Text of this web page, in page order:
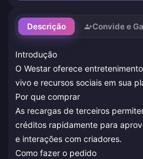
Descrição Convide e
Introdução
O Westar oferece
vivo e recursos sociais em sua
Por que comprar
As recargas de terceiros
créditos rapidamente para
e interações com criadores.
Como fazer o pedido